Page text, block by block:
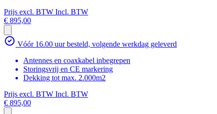
Prijs excl. BTW Incl. BTW
€ 895,00
Vóór 16.00 uur besteld, volgende werkdag geleverd
Antennes en coaxkabel inbegrepen
Storingsvrij en CE markering
Dekking tot max. 2.000m2
Prijs excl. BTW Incl. BTW
€ 895,00